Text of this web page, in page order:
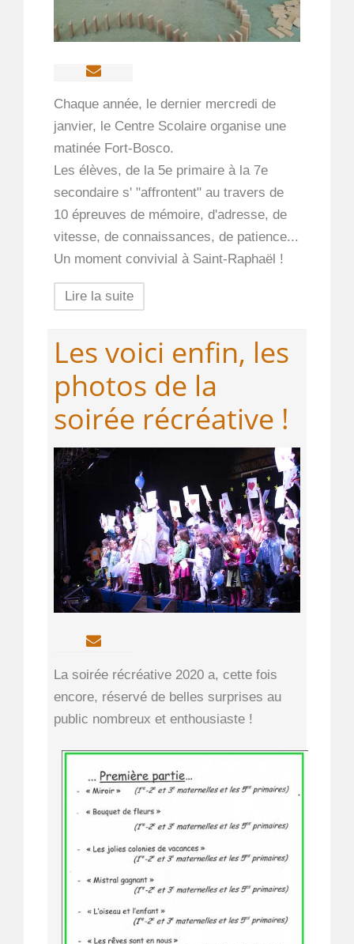
Chaque année, le dernier mercredi de
janvier, le Centre Scolaire organise une
matinée Fort-Bosco.
Les élèves, de la 5e primaire à la 7e
secondaire s' "affrontent" au travers de
10 épreuves de mémoire, d'adresse, de
vitesse, de connaissances, de patience...
Un moment convivial à Saint-Raphaël !
Lire la suite
Les voici enfin, les
photos de la
soirée récréative !
La soirée récréative 2020 a, cette fois
encore, réservé de belles surprises au
public nombreux et enthousiaste !